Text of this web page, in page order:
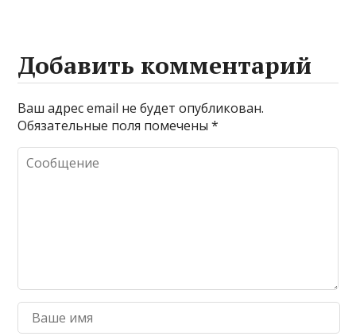
Добавить комментарий
Ваш адрес email не будет опубликован.
Обязательные поля помечены*